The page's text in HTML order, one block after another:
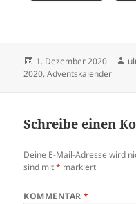
Veröffentlicht
am
1. Dezember 2020
2020,Adventskalender
Schreibe einen
Deine E-Mail-Adresse wird
sind mit* markiert
KOMMENTAR*